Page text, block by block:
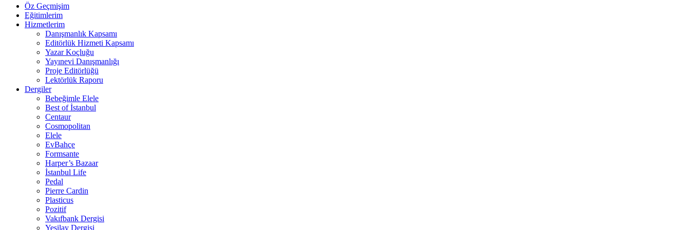
Öz Geçmişim
Eğitimlerim
Hizmetlerim
Danışmanlık Kapsamı
Editörlük Hizmeti Kapsamı
Yazar Koçluğu
Yayınevi Danışmanlığı
Proje Editörlüğü
Lektörlük Raporu
Dergiler
Bebeğimle Elele
Best of İstanbul
Centaur
Cosmopolitan
Elele
EvBahçe
Formsante
Harper’s Bazaar
İstanbul Life
Pedal
Pierre Cardin
Plasticus
Pozitif
Vakıfbank Dergisi
Yeşilay Dergisi